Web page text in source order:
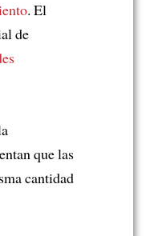
. El
de
que las
cantidad